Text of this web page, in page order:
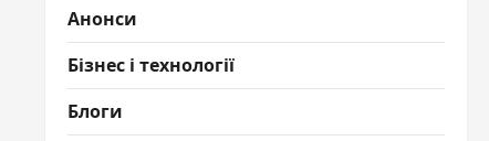
Анонси
Бізнес і технології
Блоги